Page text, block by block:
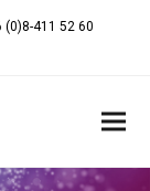
(0)8-411 52 60